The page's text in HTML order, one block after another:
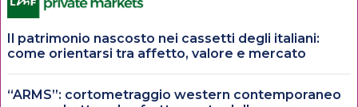
Il patrimonio nascosto nei cassetti degli italiani:
come orientarsi tra affetto, valore e mercato
“ARMS”: cortometraggio western contemporaneo